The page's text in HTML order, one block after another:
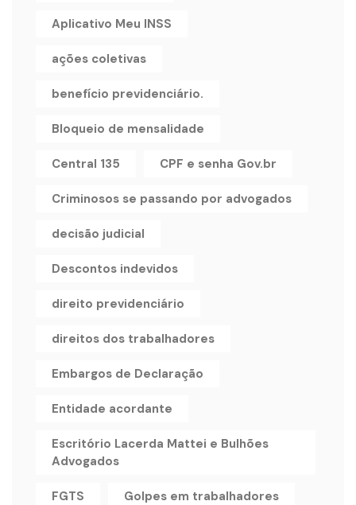
Aplicativo Meu INSS
ações coletivas
benefício previdenciário.
Bloqueio de mensalidade
Central 135 CPF e senha Gov.br
Criminosos se passando por advogados
decisão judicial
Descontos indevidos
direito previdenciário
direitos dos trabalhadores
Embargos de Declaração
Entidade acordante
Escritório Lacerda Mattei e Bulhões
Advogados
FGTS Golpes em trabalhadores